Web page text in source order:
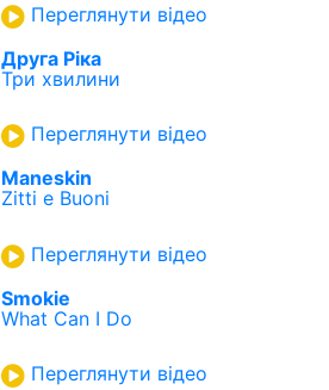
Переглянути відео
Друга Ріка
Три хвилини
Переглянути відео
Maneskin
Zitti e Buoni
Переглянути відео
Smokie
What Can I Do
Переглянути відео